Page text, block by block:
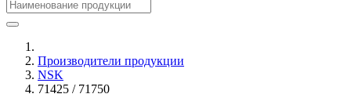
Производители продукции
NSK
71425 / 71750